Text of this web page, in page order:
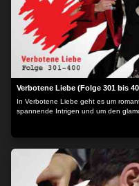
Verbotene Liebe (Folge 301 bis
In Verbotene Liebe geht es um
spannende Intrigen und um den